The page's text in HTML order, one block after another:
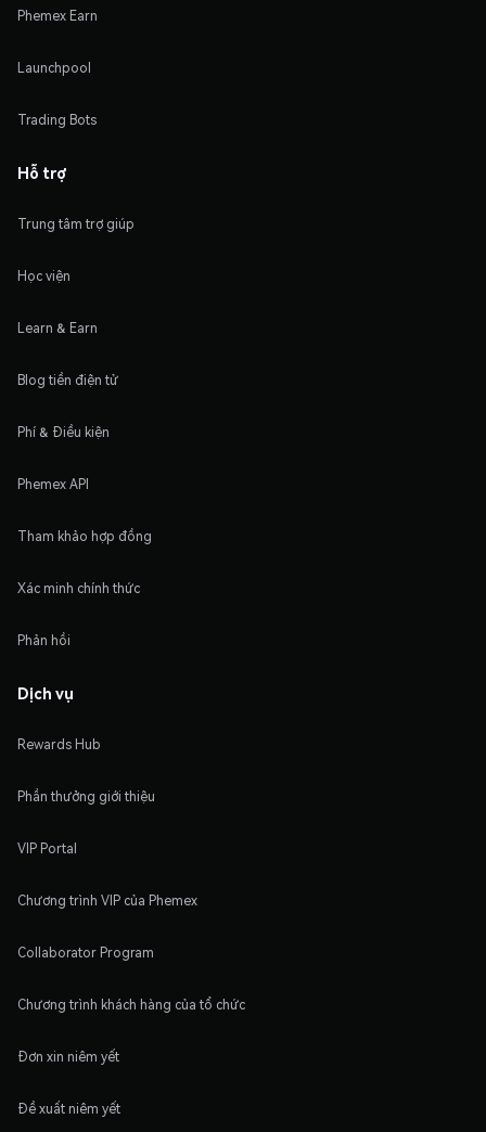
Phemex Earn
Launchpool
Trading Bots
Hỗ trợ
Trung tâm trợ giúp
Học viện
Learn & Earn
Blog tiền điện tử
Phí & Điều kiện
Phemex API
Tham khảo hợp đồng
Xác minh chính thức
Phản hồi
Dịch vụ
Rewards Hub
Phần thưởng giới thiệu
VIP Portal
Chương trình VIP của Phemex
Collaborator Program
Chương trình khách hàng của tổ chức
Đơn xin niêm yết
Đề xuất niêm yết